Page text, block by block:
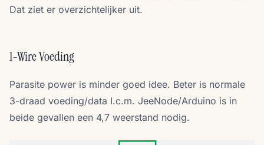
Dat ziet er overzichtelijker uit.
1-Wire Voeding
Parasite power is minder goed idee. Beter is normale
3-draad voeding/data I.c.m. JeeNode/Arduino is in
beide gevallen een 4,7 weerstand nodig.